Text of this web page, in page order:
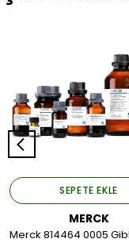
SEPETE EKLE
MERCK